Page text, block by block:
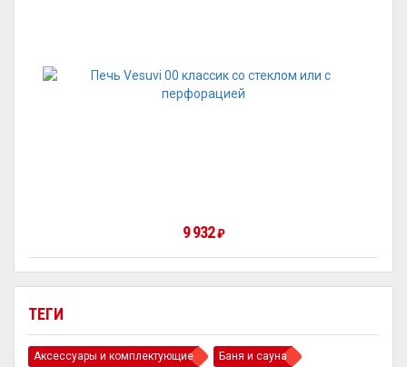
ТЕГИ
Аксессуары и комплектующие
Баня и сауна
9 932₽